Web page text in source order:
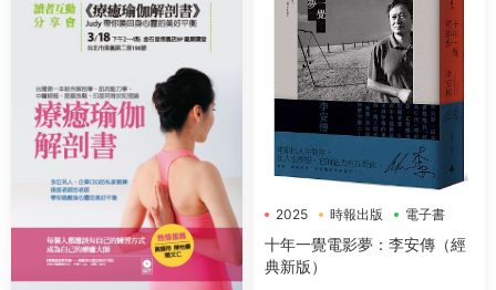
2025 時報出版 電子書
十年一覺電影夢：李安傳（經
典新版）